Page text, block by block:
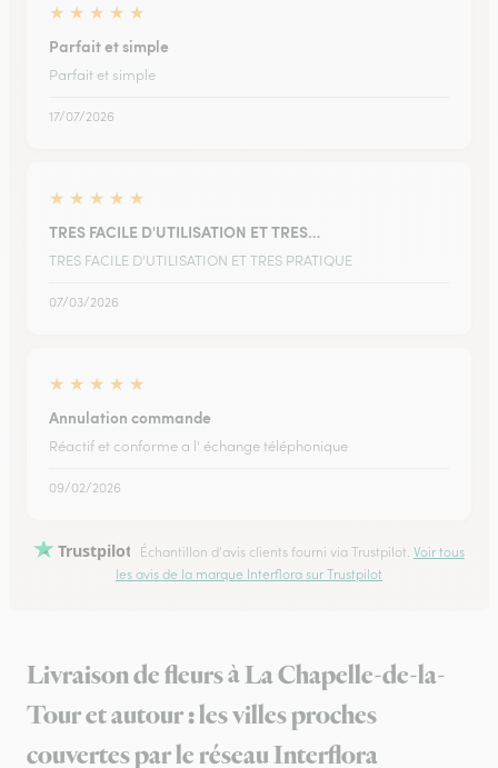
★ ★ ★ ★ ★
Parfait et simple
Parfait et simple
17/07/2026
★ ★ ★ ★ ★
TRES FACILE D'UTILISATION ET TRES…
TRES FACILE D'UTILISATION ET TRES PRATIQUE
07/03/2026
★ ★ ★ ★ ★
Annulation commande
Réactif et conforme a l' échange téléphonique
09/02/2026
Trustpilot Échantillon d'avis clients fourni via Trustpilot. Voir tous
les avis de la marque Interflora sur Trustpilot
Livraison de fleurs à La Chapelle-de-la-
Tour et autour : les villes proches
couvertes par le réseau Interflora